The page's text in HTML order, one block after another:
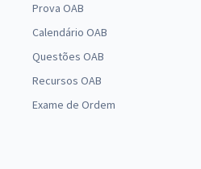
Prova OAB
Calendário OAB
Questões OAB
Recursos OAB
Exame de Ordem